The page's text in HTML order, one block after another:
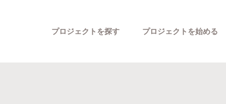
プロジェクトを探す プロジェクトを始める